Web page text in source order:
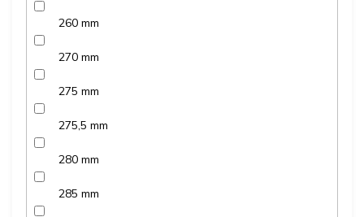
260 mm
270 mm
275 mm
275,5 mm
280 mm
285 mm